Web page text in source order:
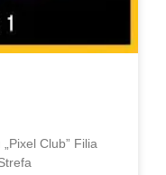
Club” Filia